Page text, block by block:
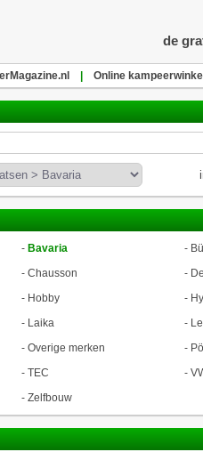
de
Online kampeerwinkel
- Bavaria -
- Chausson -
- Hobby -
- Laika -
- Overige merken -
- TEC -
- Zelfbouw